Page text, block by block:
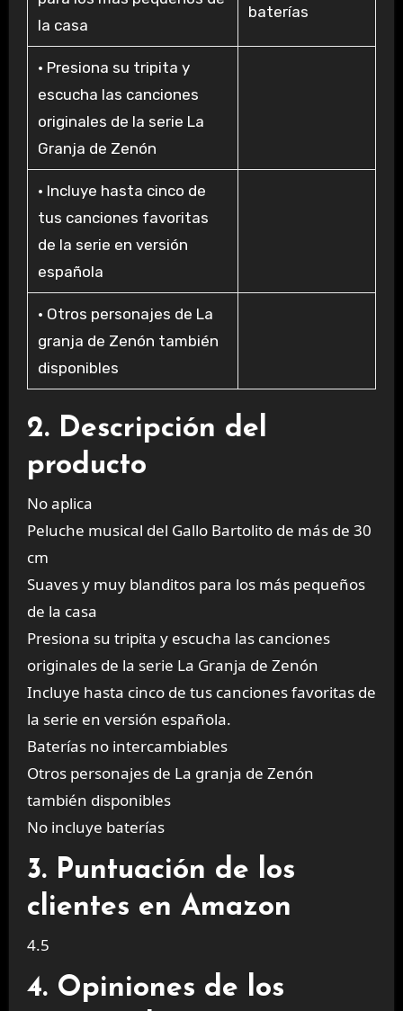
la casa
baterías
• Presiona su tripita y
escucha las canciones
originales de la serie La
Granja de Zenón
• Incluye hasta cinco de
tus canciones favoritas
de la serie en versión
española
• Otros personajes de La
granja de Zenón también
disponibles
2. Descripción del
producto
No aplica
Peluche musical del Gallo Bartolito de más de 30
cm
Suaves y muy blanditos para los más pequeños
de la casa
Presiona su tripita y escucha las canciones
originales de la serie La Granja de Zenón
Incluye hasta cinco de tus canciones favoritas de
la serie en versión española.
Baterías no intercambiables
Otros personajes de La granja de Zenón
también disponibles
No incluye baterías
3. Puntuación de los
clientes en Amazon
4.5
4. Opiniones de los